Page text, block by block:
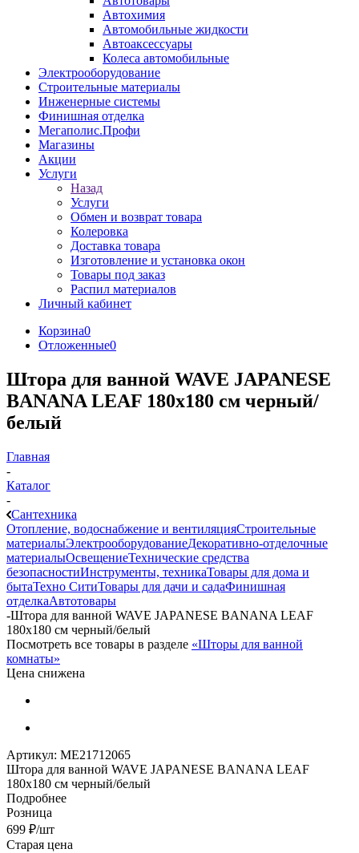
Автохимия
Автомобильные жидкости
Автоаксессуары
Колеса автомобильные
Электрооборудование
Строительные материалы
Инженерные системы
Финишная отделка
Мегаполис.Профи
Магазины
Акции
Услуги
Назад
Услуги
Обмен и возврат товара
Колеровка
Доставка товара
Изготовление и установка окон
Товары под заказ
Распил материалов
Личный кабинет
Корзина0
Отложенные0
Штора для ванной WAVE JAPANESE
BANANA LEAF 180х180 см черный/
белый
Главная
-
Каталог
-
Сантехника
Отопление, водоснабжение и вентиляцияСтроительные
материалыЭлектрооборудованиеДекоративно-отделочные
материалыОсвещениеТехнические средства
безопасностиИнструменты, техникаТовары для дома и
бытаТехно СитиТовары для дачи и садаФинишная
отделкаАвтотовары
-Штора для ванной WAVE JAPANESE BANANA LEAF
180х180 см черный/белый
Посмотреть все товары в разделе «Шторы для ванной
комнаты»
Цена снижена
Артикул: МЕ21712065
Штора для ванной WAVE JAPANESE BANANA LEAF
180х180 см черный/белый
Подробнее
Розница
699 ₽/шт
Старая цена